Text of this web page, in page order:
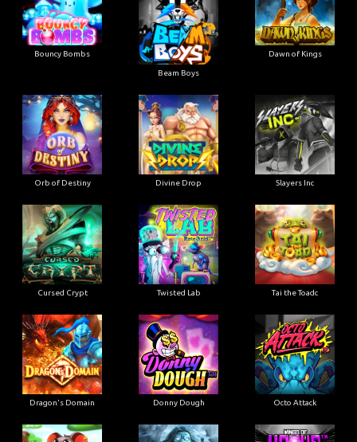
Bouncy Bombs
Beam Boys
Dawn of Kings
Orb of Destiny Divine Drop Slayers Inc
Cursed Crypt Twisted Lab Tai the Toadc
Dragon's Domain Donny Dough Octo Attack